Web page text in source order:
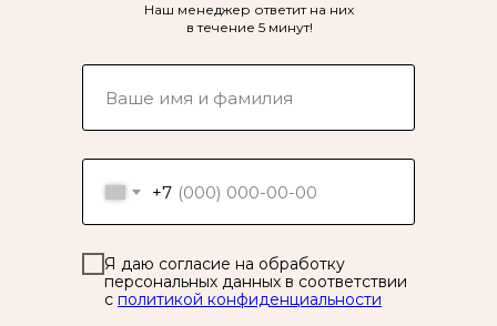
+7
Я даю согласие на обработку
персональных данных в соответствии
с политикой конфиденциальности
Наш менеджер ответит на них
в течение 5 минут!